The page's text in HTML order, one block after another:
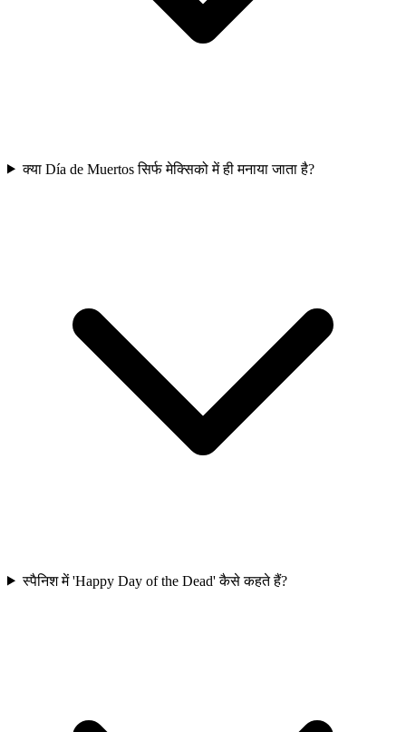
क्या Día de Muertos सिर्फ मेक्सिको में ही मनाया जाता है?
स्पैनिश में 'Happy Day of the Dead' कैसे कहते हैं?